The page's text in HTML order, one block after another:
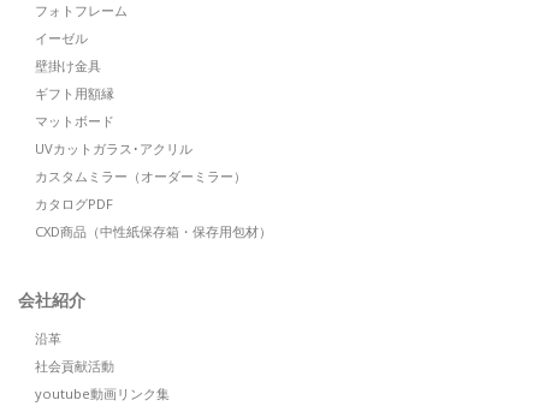
フォトフレーム
イーゼル
壁掛け金具
ギフト用額縁
マットボード
UVカットガラス･アクリル
カスタムミラー（オーダーミラー）
カタログPDF
CXD商品（中性紙保存箱・保存用包材）
会社紹介
沿革
社会貢献活動
youtube動画リンク集